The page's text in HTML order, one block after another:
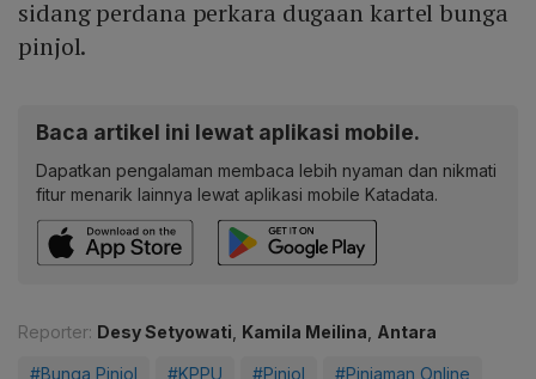
sidang perdana perkara dugaan kartel bunga
pinjol.
Baca artikel ini lewat aplikasi mobile.
Dapatkan pengalaman membaca lebih nyaman dan nikmati
fitur menarik lainnya lewat aplikasi mobile Katadata.
Reporter: Desy Setyowati, Kamila Meilina, Antara
#Bunga Pinjol #KPPU #Pinjol #Pinjaman Online